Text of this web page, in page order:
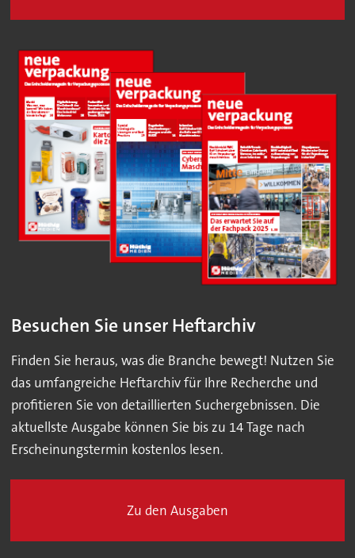
Besuchen Sie unser Heftarchiv
Finden Sie heraus, was die Branche bewegt! Nutzen Sie
das umfangreiche Heftarchiv für Ihre Recherche und
profitieren Sie von detaillierten Suchergebnissen. Die
aktuellste Ausgabe können Sie bis zu 14 Tage nach
Erscheinungstermin kostenlos lesen.
Zu den Ausgaben